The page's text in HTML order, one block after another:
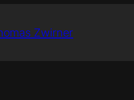
Zwirner